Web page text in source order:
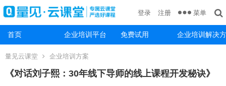
首页 企业培训平台 免费试用 企业培训解决
登录 注册 菜单
量见云课堂 企业培训方案
《对话刘子熙：30年线下导师的线上课程开发秘诀》